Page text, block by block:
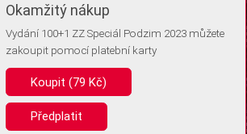
webu nepotřebujeme ukládat žádné informace
bychom vás ale požádali o souhlas s
Okamžitý nákup
Vydání 100+1 ZZ Speciál Podzim 2023 můžete
zakoupit pomocí platební karty
Koupit (79 Kč)
Předplatit